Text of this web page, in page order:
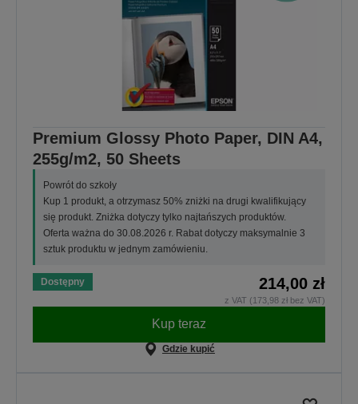
Premium Glossy Photo Paper, DIN A4,
255g/m2, 50 Sheets
Powrót do szkoły
Kup 1 produkt, a otrzymasz 50% zniżki na drugi kwalifikujący
się produkt. Zniżka dotyczy tylko najtańszych produktów.
Oferta ważna do 30.08.2026 r. Rabat dotyczy maksymalnie 3
sztuk produktu w jednym zamówieniu.
Dostępny 214,00 zł
z VAT (173,98 zł bez VAT)
Kup teraz
Gdzie kupić